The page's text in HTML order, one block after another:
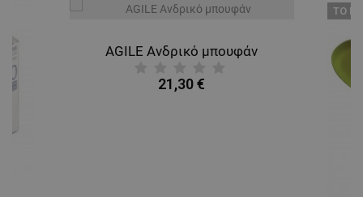
AGILE Ανδρικό μπουφάν
21,30 €
ТΟ